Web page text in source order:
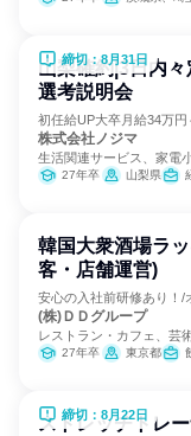
締切：8月31日
山梨確約|3日内
選考説明会
初任給UP大卒月給34万
株式会社ノジマ
生活関連サービス、家電
27年卒 山梨県
韓国大衆酒場ラ
客・店舗運営)
安心の入社前研修あり！/
(株)ＤＤグループ
レストラン・カフェ、芸
27年卒 東京都
締切：8月22日
ストレッチトレ